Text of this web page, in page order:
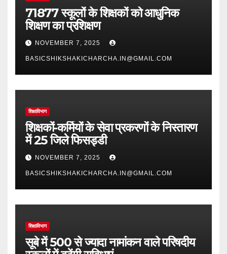
71877 स्कूलों के शिक्षकों को आधुनिक
शिक्षण का प्रशिक्षण
NOVEMBER 7, 2025
BASICSHIKSHAKICHARCHA.IN@GMAIL.COM
शिक्षाविभाग
शिक्षकों-कर्मियों के सेवा प्रकरणों के निस्तारण
में 25 जिले फिसड्डी
NOVEMBER 7, 2025
BASICSHIKSHAKICHARCHA.IN@GMAIL.COM
शिक्षाविभाग
सूबे में 500 से ज्यादा नामांकन वाले परिषदीय